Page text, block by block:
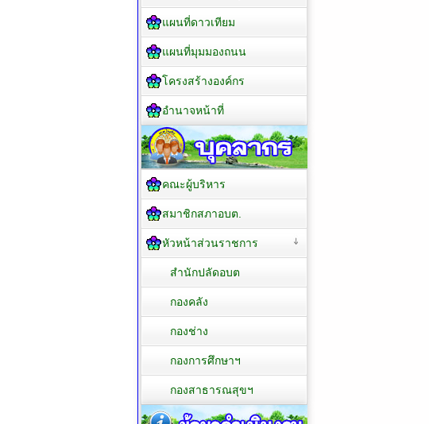
แผนที่ดาวเทียม
แผนที่มุมมองถนน
โครงสร้างองค์กร
อำนาจหน้าที่
คณะผู้บริหาร
สมาชิกสภาอบต.
หัวหน้าส่วนราชการ
สำนักปลัดอบต
กองคลัง
กองช่าง
กองการศึกษาฯ
กองสาธารณสุขฯ